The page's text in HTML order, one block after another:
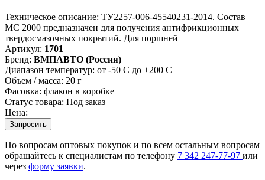
Техническое описание: ТУ2257-006-45540231-2014. Состав
МС 2000 предназначен для получения антифрикционных
твердосмазочных покрытий. Для поршней
Артикул: 1701
Бренд: ВМПАВТО (Россия)
Диапазон температур: от -50 С до +200 С
Объем / масса: 20 г
Фасовка: флакон в коробке
Статус товара: Под заказ
Цена:
Запросить
По вопросам оптовых покупок и по всем остальным вопросам
обращайтесь к специалистам по телефону 7 342 247-77-97 или
через форму заявки.